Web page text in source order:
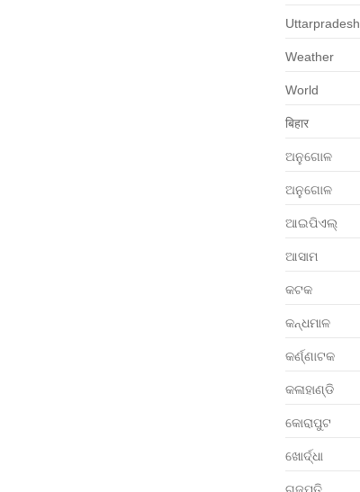
Uttarpradesh
Weather
World
बिहार
ଅନୁଗୋଳ
ଅନୁଗୋଳ
ଆଇପିଏଲ୍
ଆସାମ
କଟକ
କନ୍ଧମାଳ
କର୍ଣ୍ଣାଟକ
କଳାହାଣ୍ଡି
କୋରାପୁଟ
ଖୋର୍ଦ୍ଧା